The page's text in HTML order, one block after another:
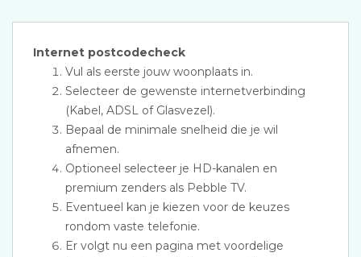
Internet postcodecheck
Vul als eerste jouw woonplaats in.
Selecteer de gewenste internetverbinding
(Kabel, ADSL of Glasvezel).
Bepaal de minimale snelheid die je wil
afnemen.
Optioneel selecteer je HD-kanalen en
premium zenders als Pebble TV.
Eventueel kan je kiezen voor de keuzes
rondom vaste telefonie.
Er volgt nu een pagina met voordelige